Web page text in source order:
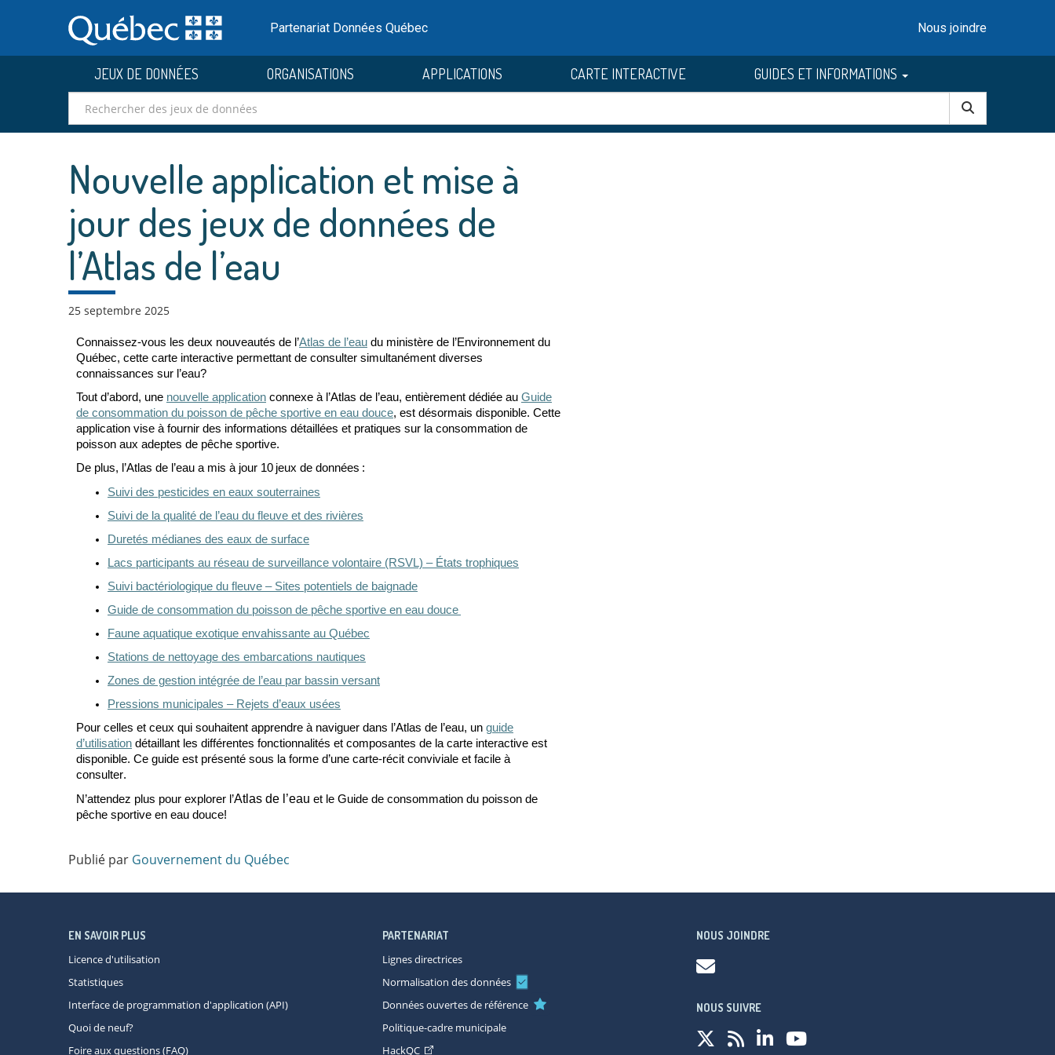
au
contenu
Partenariat Données Québec Nous joindre
JEUX DE DONNÉES ORGANISATIONS APPLICATIONS CARTE INTERACTIVE GUIDES ET INFORMATIONS
Nouvelle application et mise à
jour des jeux de données de
l’Atlas de l’eau
25 septembre 2025
Connaissez-vous les deux nouveautés de l’Atlas de l’eau du ministère de l’Environnement du
Québec, cette carte interactive permettant de consulter simultanément diverses
connaissances sur l’eau?
Tout d’abord, une nouvelle application connexe à l’Atlas de l’eau, entièrement dédiée au Guide
de consommation du poisson de pêche sportive en eau douce, est désormais disponible. Cette
application vise à fournir des informations détaillées et pratiques sur la consommation de
poisson aux adeptes de pêche sportive.
De plus, l’Atlas de l’eau a mis à jour 10 jeux de données :
Suivi des pesticides en eaux souterraines
Suivi de la qualité de l’eau du fleuve et des rivières
Duretés médianes des eaux de surface
Lacs participants au réseau de surveillance volontaire (RSVL) –États trophiques
Suivi bactériologique du fleuve –Sites potentiels de baignade
Guide de consommation du poisson de pêche sportive en eau douce
Faune aquatique exotique envahissante au Québec
Stations de nettoyage des embarcations nautiques
Zones de gestion intégrée de l’eau par bassin versant
Pressions municipales –Rejets d’eaux usées
Pour celles et ceux qui souhaitent apprendre à naviguer dans l’Atlas de l’eau, un guide
d’utilisation détaillant les différentes fonctionnalités et composantes de la carte interactive est
disponible. Ce guide est présenté sous la forme d’une carte-récit conviviale et facile à
consulter.
N’attendez plus pour explorer l’Atlas de l’eau et le Guide de consommation du poisson de
pêche sportive en eau douce!
Publié par Gouvernement du Québec
EN SAVOIR PLUS
Licence d'utilisation
Statistiques
Interface de programmation d'application (API)
Quoi de neuf?
Foire aux questions (FAQ)
PARTENARIAT
Lignes directrices
Normalisation des données
Données ouvertes de référence
Politique-cadre municipale
HackQC
NOUS JOINDRE
NOUS SUIVRE